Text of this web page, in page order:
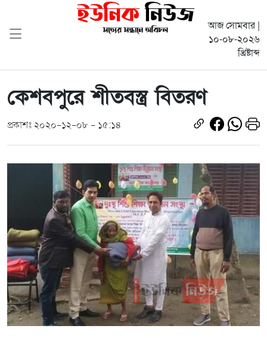
আজ সোমবার |
১০-০৮-২০২৬
খ্রিষ্টাব্দ
কেশবপুরে শীতবস্ত্র বিতরণ
প্রকাশঃ ২০২০-১২-০৮ - ১৫:১৪